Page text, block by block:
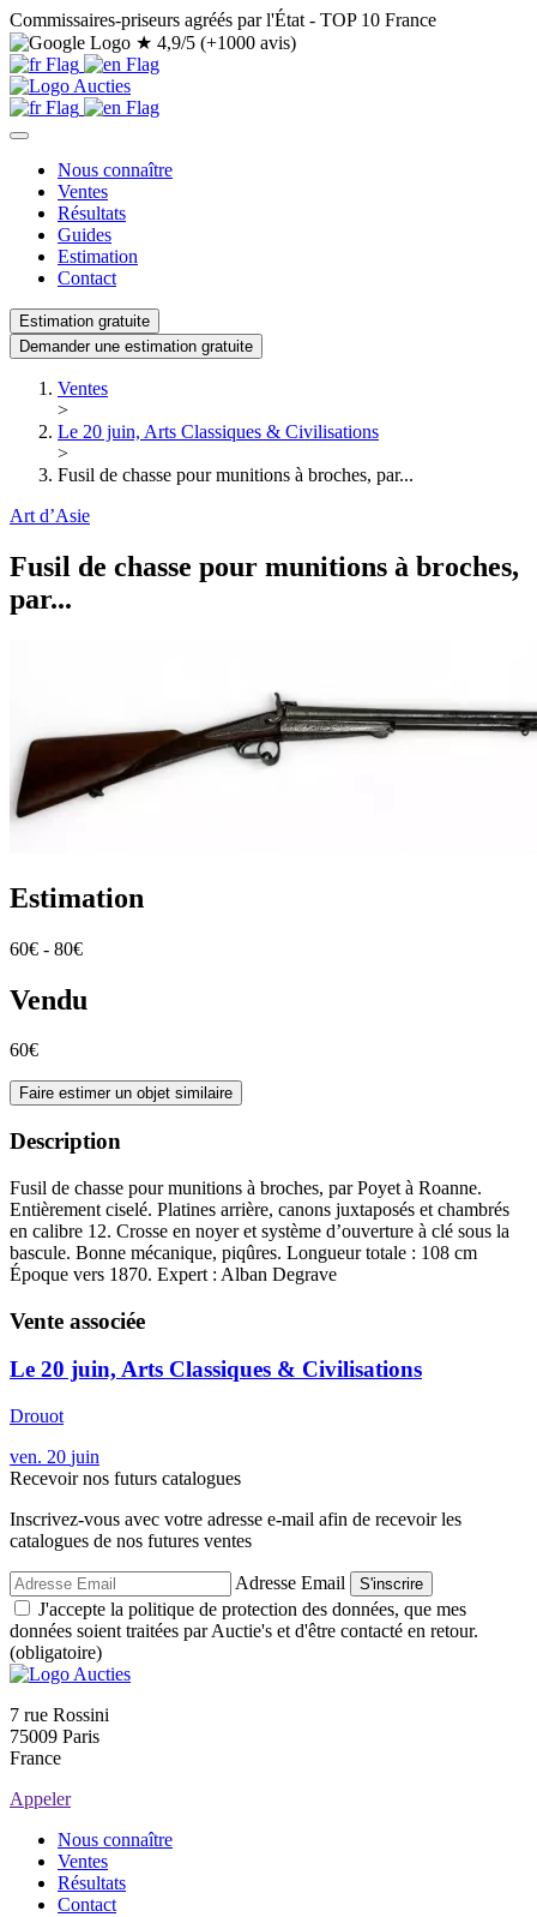
Commissaires-priseurs agréés par l'État - TOP 10 France
★ 4,9/5 (+1000 avis)
Nous connaître
Ventes
Résultats
Guides
Estimation
Contact
Estimation gratuite
Demander une estimation gratuite
Ventes
>
Le 20 juin, Arts Classiques & Civilisations
>
Fusil de chasse pour munitions à broches, par...
Art d’Asie
Fusil de chasse pour munitions à broches,
par...
Estimation
60€ - 80€
Vendu
60€
Faire estimer un objet similaire
Description
Fusil de chasse pour munitions à broches, par Poyet à Roanne.
Entièrement ciselé. Platines arrière, canons juxtaposés et chambrés
en calibre 12. Crosse en noyer et système d’ouverture à clé sous la
bascule. Bonne mécanique, piqûres. Longueur totale : 108 cm
Époque vers 1870. Expert : Alban Degrave
Vente associée
Le 20 juin, Arts Classiques & Civilisations
Drouot
ven. 20 juin
Recevoir nos futurs catalogues
Inscrivez-vous avec votre adresse e-mail afin de recevoir les
catalogues de nos futures ventes
Adresse Email S'inscrire
J'accepte la politique de protection des données, que mes
données soient traitées par Auctie's et d'être contacté en retour.
(obligatoire)
7 rue Rossini
75009 Paris
France
Appeler
Nous connaître
Ventes
Résultats
Contact